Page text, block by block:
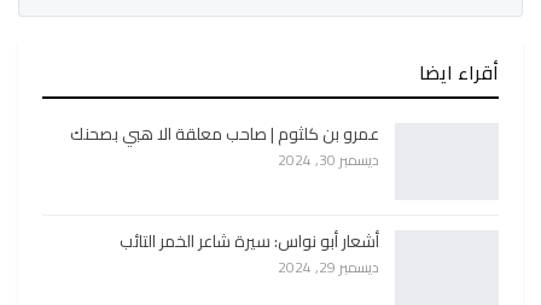
أقراء ايضا
عمرو بن كلثوم | صاحب معلقة الا هبي بصحنك
ديسمبر 30, 2024
أشعار أبو نواس: سيرة شاعر الخمر التائب
ديسمبر 29, 2024